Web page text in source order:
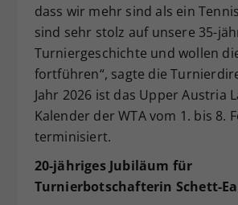
dass wir mehr sind als ein
sind sehr stolz auf unsere 35-
Turniergeschichte und wollen
fortführen“, sagte die
Jahr 2026 ist das Upper Austria
Kalender der WTA vom 1. bis 8.
terminisiert.
20-jähriges Jubiläum für
Turnierbotschafterin Schett-